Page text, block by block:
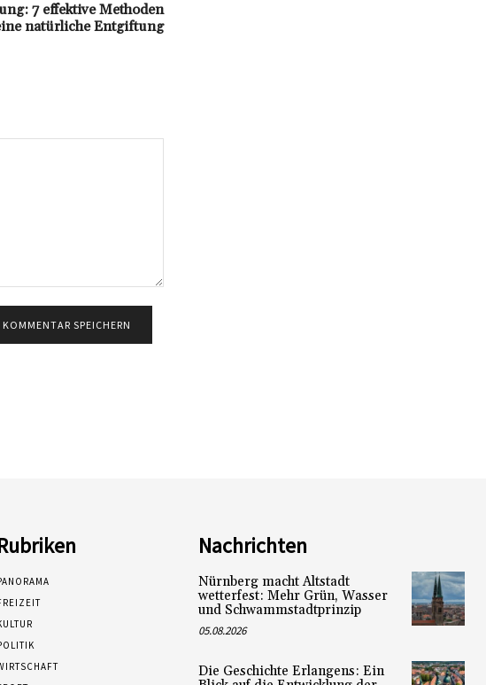
7 effektive Methoden
natürliche Entgiftung
Nachrichten
Nürnberg macht Altstadt
wetterfest: Mehr Grün, Wasser
und Schwammstadtprinzip
05.08.2026
Die Geschichte Erlangens: Ein